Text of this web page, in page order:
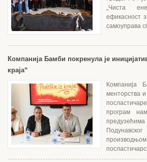
„Чиста
ефикасност
самоуправа
Компанија Бамби покренула је
краја“
Компанија
менторства
програм
едукацију, менторски...